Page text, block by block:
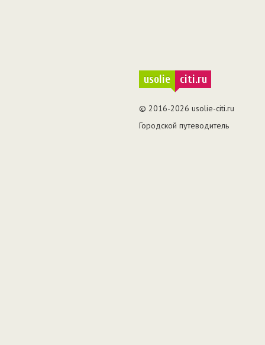
usolie citi.ru
© 2016-2026 usolie-citi.ru
Городской путеводитель